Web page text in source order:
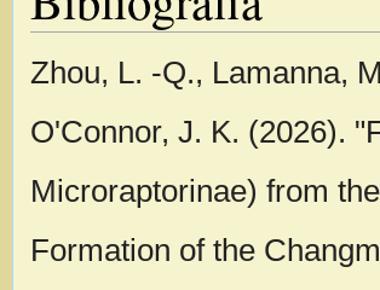
Zhou, L. -Q., Lamanna,
O'Connor, J. K. (2026).
Microraptorinae) from
Formation of the